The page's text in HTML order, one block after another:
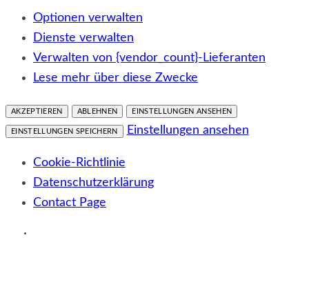
Optionen verwalten
Dienste verwalten
Verwalten von {vendor_count}-Lieferanten
Lese mehr über diese Zwecke
AKZEPTIEREN ABLEHNEN EINSTELLUNGEN ANSEHEN
EINSTELLUNGEN SPEICHERN Einstellungen ansehen
Cookie-Richtlinie
Datenschutzerklärung
Contact Page